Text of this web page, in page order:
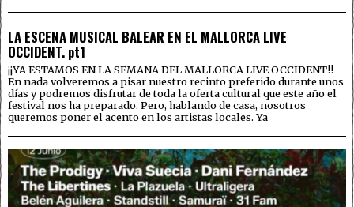
LA ESCENA MUSICAL BALEAR EN EL MALLORCA LIVE
OCCIDENT. pt1
¡¡YA ESTAMOS EN LA SEMANA DEL MALLORCA LIVE OCCIDENT!!
En nada volveremos a pisar nuestro recinto preferido durante unos
días y podremos disfrutar de toda la oferta cultural que este año el
festival nos ha preparado. Pero, hablando de casa, nosotros
queremos poner el acento en los artistas locales. Ya